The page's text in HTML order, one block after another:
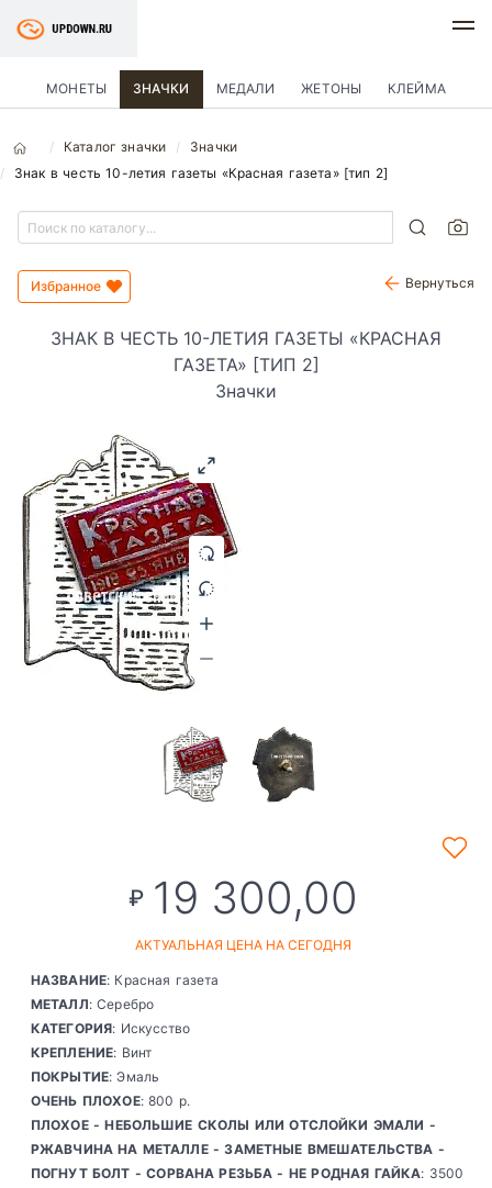
МОНЕТЫ ЗНАЧКИ МЕДАЛИ ЖЕТОНЫ КЛЕЙМА
Каталог значки
Значки
Знак в честь 10-летия газеты «Красная газета» [тип 2]
Избранное Вернуться
ЗНАК В ЧЕСТЬ 10-ЛЕТИЯ ГАЗЕТЫ «КРАСНАЯ
ГАЗЕТА» [ТИП 2]
Значки
₽ 19 300,00
АКТУАЛЬНАЯ ЦЕНА НА СЕГОДНЯ
НАЗВАНИЕ: Красная газета
МЕТАЛЛ: Серебро
КАТЕГОРИЯ: Искусство
КРЕПЛЕНИЕ: Винт
ПОКРЫТИЕ: Эмаль
ОЧЕНЬ ПЛОХОЕ: 800 р.
ПЛОХОЕ - НЕБОЛЬШИЕ СКОЛЫ ИЛИ ОТСЛОЙКИ ЭМАЛИ -
РЖАВЧИНА НА МЕТАЛЛЕ - ЗАМЕТНЫЕ ВМЕШАТЕЛЬСТВА -
ПОГНУТ БОЛТ - СОРВАНА РЕЗЬБА - НЕ РОДНАЯ ГАЙКА: 3500